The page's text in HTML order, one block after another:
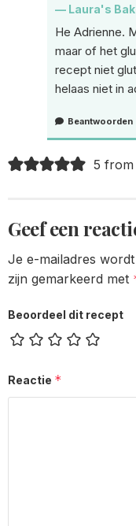
Laura's
He Adrienne.
maar of het
recept niet
helaas niet in
Beantwoorden
5 from
Geef een
Je e-mailadres
zijn gemarkeerd met
Beoordeel dit recept
Reactie *